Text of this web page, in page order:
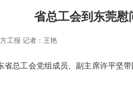
省总工会到东莞慰
工报 记者：王艳
工会党组成员、副主席许平坚带